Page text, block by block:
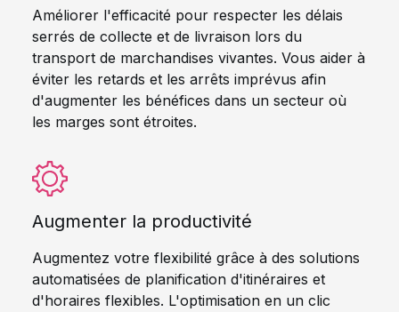
Améliorer l'efficacité pour respecter les délais
serrés de collecte et de livraison lors du
transport de marchandises vivantes. Vous aider à
éviter les retards et les arrêts imprévus afin
d'augmenter les bénéfices dans un secteur où
les marges sont étroites.
Augmenter la productivité
Augmentez votre flexibilité grâce à des solutions
automatisées de planification d'itinéraires et
d'horaires flexibles. L'optimisation en un clic